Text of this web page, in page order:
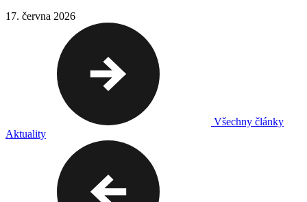
17. června 2026
Všechny články
Aktuality